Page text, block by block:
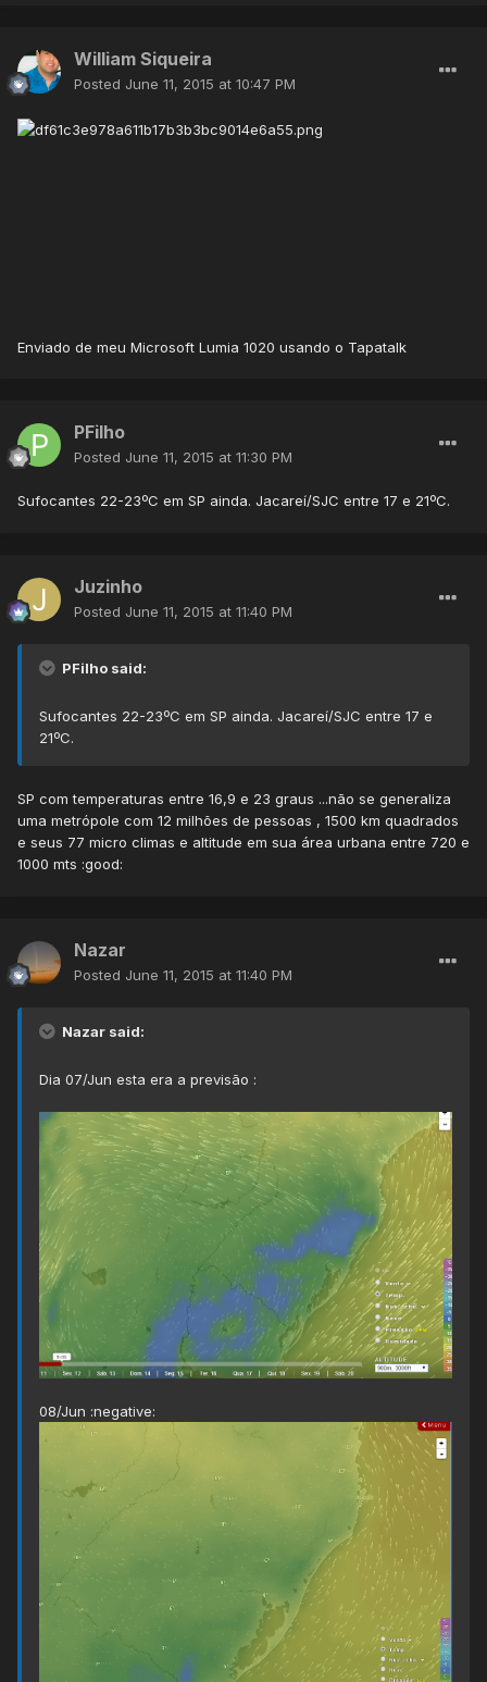
William Siqueira
Posted June 11, 2015 at 10:47 PM
Enviado de meu Microsoft Lumia 1020 usando o Tapatalk
PFilho
Posted June 11, 2015 at 11:30 PM
Sufocantes 22-23ºC em SP ainda. Jacareí/SJC entre 17 e 21ºC.
Juzinho
Posted June 11, 2015 at 11:40 PM
PFilho said:
Sufocantes 22-23ºC em SP ainda. Jacareí/SJC entre 17 e
21ºC.
SP com temperaturas entre 16,9 e 23 graus ...não se generaliza
uma metrópole com 12 milhões de pessoas , 1500 km quadrados
e seus 77 micro climas e altitude em sua área urbana entre 720 e
1000 mts :good:
Nazar
Posted June 11, 2015 at 11:40 PM
Nazar said:
Dia 07/Jun esta era a previsão :
08/Jun :negative: